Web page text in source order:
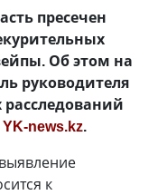
пресечен
Об этом на
руководителя
YK-news.kz.
к